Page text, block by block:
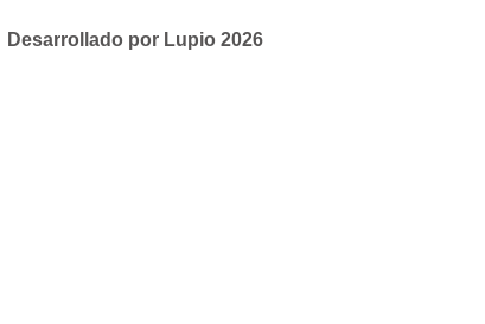
Desarrollado por Lupio 2026